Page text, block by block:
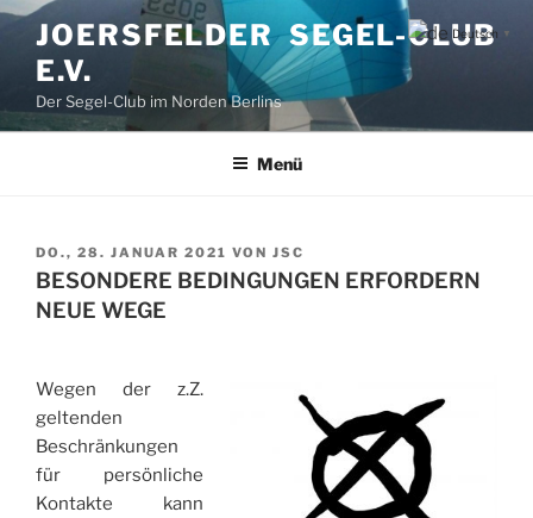
Zum
Inhalt
springen
JOERSFELDER SEGEL-CLUB
E.V.
Der Segel-Club im Norden Berlins
Menü
VERÖFFENTLICHT
AM
DO., 28. JANUAR 2021 VON JSC
BESONDERE BEDINGUNGEN ERFORDERN
NEUE WEGE
Wegen der z.Z.
geltenden
Beschränkungen
für persönliche
Kontakte kann
Deutsch ▼